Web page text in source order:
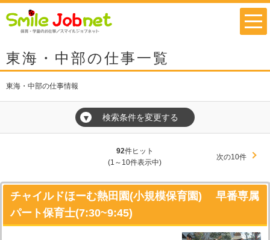
東海・中部の仕事一覧
東海・中部の仕事情報
▼ 検索条件を変更する
92件ヒット
(1～10件表示中)
次の10件
チャイルドほーむ熱田園(小規模保育園) 早番専属
パート保育士(7:30~9:45)